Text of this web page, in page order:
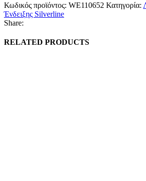
Κωδικός προϊόντος: WE110652 Κατηγορία:
Ένδειξης Silverline
Share:
RELATED PRODUCTS